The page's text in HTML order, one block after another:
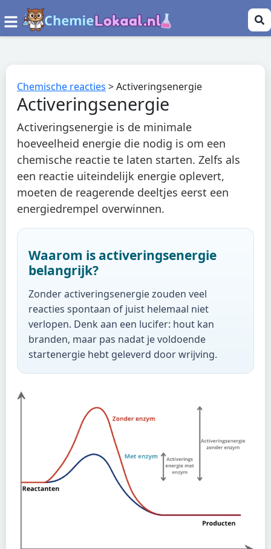
Chemische reacties >Activeringsenergie
Activeringsenergie
Activeringsenergie is de minimale
hoeveelheid energie die nodig is om een
chemische reactie te laten starten. Zelfs als
een reactie uiteindelijk energie oplevert,
moeten de reagerende deeltjes eerst een
energiedrempel overwinnen.
Waarom is activeringsenergie
belangrijk?
Zonder activeringsenergie zouden veel
reacties spontaan of juist helemaal niet
verlopen. Denk aan een lucifer: hout kan
branden, maar pas nadat je voldoende
startenergie hebt geleverd door wrijving.